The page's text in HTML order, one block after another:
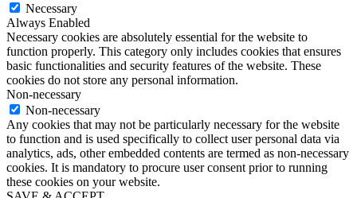
Necessary
Always Enabled
Necessary cookies are absolutely essential for the website to
function properly. This category only includes cookies that ensures
basic functionalities and security features of the website. These
cookies do not store any personal information.
Non-necessary
Non-necessary
Any cookies that may not be particularly necessary for the website
to function and is used specifically to collect user personal data via
analytics, ads, other embedded contents are termed as non-necessary
cookies. It is mandatory to procure user consent prior to running
these cookies on your website.